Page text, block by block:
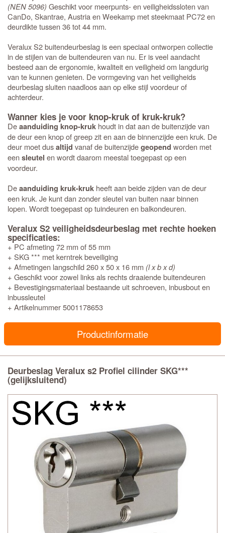
(NEN 5096) Geschikt voor meerpunts- en veiligheidssloten van
CanDo, Skantrae, Austria en Weekamp met steekmaat PC72 en
deurdikte tussen 36 tot 44 mm.
Veralux S2 buitendeurbeslag is een speciaal ontworpen collectie
in de stijlen van de buitendeuren van nu. Er is veel aandacht
besteed aan de ergonomie, kwaliteit en veiligheid om langdurig
van te kunnen genieten. De vormgeving van het veiligheids
deurbeslag sluiten naadloos aan op elke stijl voordeur of
achterdeur.
Wanner kies je voor knop-kruk of kruk-kruk?
Deaanduiding knop-kruk houdt in dat aan de buitenzijde van
de deur een knop of greep zit en aan de binnenzijde een kruk. De
deur moet dusaltijd vanaf de buitenzijdegeopend worden met
eensleutel en wordt daarom meestal toegepast op een
voordeur.
Deaanduiding kruk-kruk heeft aan beide zijden van de deur
een kruk. Je kunt dan zonder sleutel van buiten naar binnen
lopen. Wordt toegepast op tuindeuren en balkondeuren.
Veralux S2 veiligheidsdeurbeslag met rechte hoeken
specificaties:
+ PC afmeting 72 mm of 55 mm
+ SKG *** met kerntrek beveiliging
+ Afmetingen langschild 260 x 50 x 16 mm (l x b x d)
+ Geschikt voor zowel links als rechts draaiende buitendeuren
+ Bevestigingsmateriaal bestaande uit schroeven, inbusbout en
inbussleutel
+ Artikelnummer 5001178653
Productinformatie
Deurbeslag Veralux s2 Profiel cilinder SKG***
(gelijksluitend)